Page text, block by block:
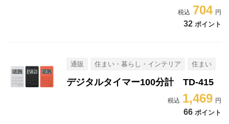
704
32 ポイント
通販 住まい・暮らし・インテリア 住まい
デジタルタイマー100分計 TD-415
1,469
66 ポイント